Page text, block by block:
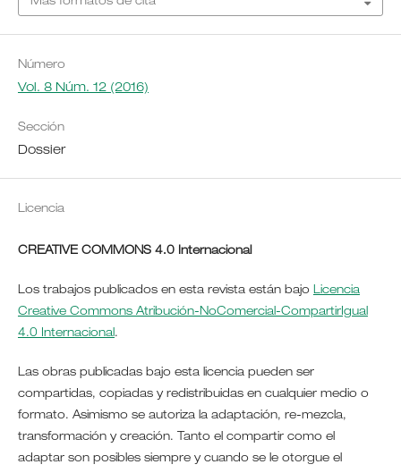
Número
Vol. 8 Núm. 12 (2016)
Sección
Dossier
Licencia
CREATIVE COMMONS 4.0 Internacional
Los trabajos publicados en esta revista están bajo Licencia
Creative Commons Atribución-NoComercial-CompartirIgual
4.0 Internacional.
Las obras publicadas bajo esta licencia pueden ser
compartidas, copiadas y redistribuidas en cualquier medio o
formato. Asimismo se autoriza la adaptación, re-mezcla,
transformación y creación. Tanto el compartir como el
adaptar son posibles siempre y cuando se le otorgue el